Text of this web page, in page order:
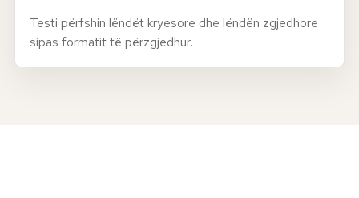
Testi përfshin lëndët kryesore dhe lëndën zgjedhore
sipas formatit të përzgjedhur.